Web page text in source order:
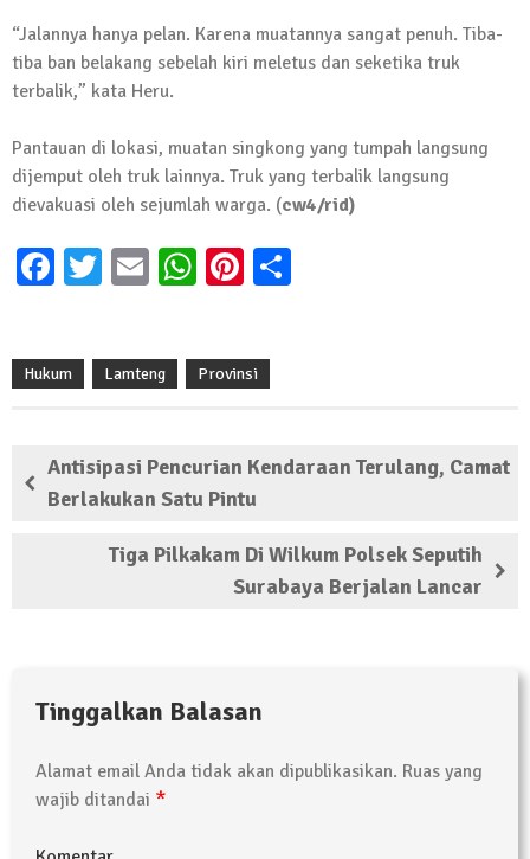
12 Juli 2024 | 15:15
Dengan Semangat Muda, Ida Bagus
Penjaringan Balonkada di DPC PDI P
Lamtim
News Flash
Melalui Dumas, Ketua SMSI Waykanan
19 Maret 2024 | 16:01
Kembali Laksanakan Sosialisasi 4 Pilar
Kebangsaan, Kali Ini Digelar di Tubaba
“Jalannya hanya pelan. Karena muatannya sangat penuh. Tiba-
tiba ban belakang sebelah kiri meletus dan seketika truk
terbalik,” kata Heru.
Pantauan di lokasi, muatan singkong yang tumpah langsung
dijemput oleh truk lainnya. Truk yang terbalik langsung
dievakuasi oleh sejumlah warga. (cw4/rid)
Facebook
Twitter
EmailWhatsApp
Pinterest
Hukum Lamteng Provinsi
Antisipasi Pencurian Kendaraan Terulang, Camat
Berlakukan Satu Pintu
Tiga Pilkakam Di Wilkum Polsek Seputih
Surabaya Berjalan Lancar
Tinggalkan Balasan
Alamat email Anda tidak akan dipublikasikan. Ruas yang
wajib ditandai *